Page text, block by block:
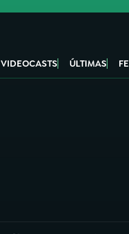
VIDEOCASTS ÚLTIMAS